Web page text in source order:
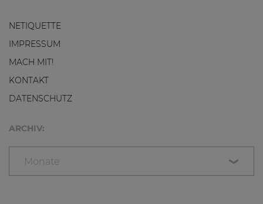
NETIQUETTE
IMPRESSUM
MACH MIT!
KONTAKT
DATENSCHUTZ
ARCHIV:
Monate